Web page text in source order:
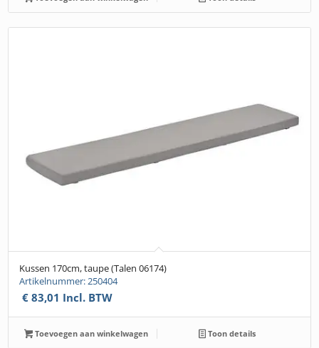
Kussen 170cm, taupe (Talen 06174)
Artikelnummer: 250404
€ 83,01 Incl. BTW
Toevoegen aan winkelwagen Toon details